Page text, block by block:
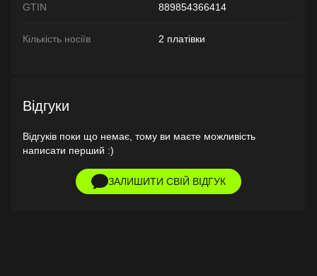
GTIN 889854366414
Кількість носіїв 2 платівки
Відгуки
Відгуків поки що немає, тому ви маєте можливість
написати перший :)
ЗАЛИШИТИ СВІЙ ВІДГУК